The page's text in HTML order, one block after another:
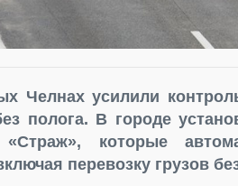
Челнах усилили
полога. В городе
«Страж», которые
перевозку грузов